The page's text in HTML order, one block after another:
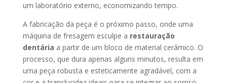
um laboratório externo, economizando tempo.
A fabricação da peça é o próximo passo, onde uma
máquina de fresagem esculpe a restauração
dentária a partir de um bloco de material cerâmico. O
processo, que dura apenas alguns minutos, resulta em
uma peça robusta e esteticamente agradável, com a